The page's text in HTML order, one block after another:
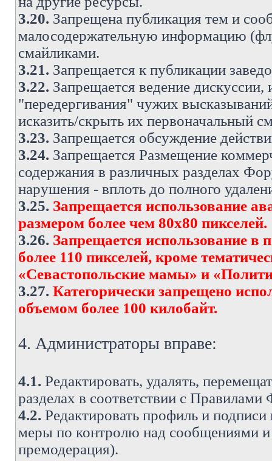
3.20. Запрещена публикация тем и
малосодержательную информацию
смайликами.
3.21. Запрещается к публикации
3.22. Запрещается ведение
"передергивания" чужих
исказить/скрыть их первоначальный
3.23. Запрещается обсуждение
3.24. Запрещается Размещение
содержания в различных разделах
нарушения - вплоть до полного
3.25. Запрещается использование
размером более чем 80х80 пикселей.
3.26. Запрещается использование в
более 110 пикселей, кроме
«Севастопольские мамы» и
3.27. Категорически запрещено
объемом более 100 килобайт.
4. Администраторы вправе:
4.1. Редактировать, удалять,
разделах в соответствии с
4.2. Редактировать профиль и
меры по контролю над сообщениями
премодерация).